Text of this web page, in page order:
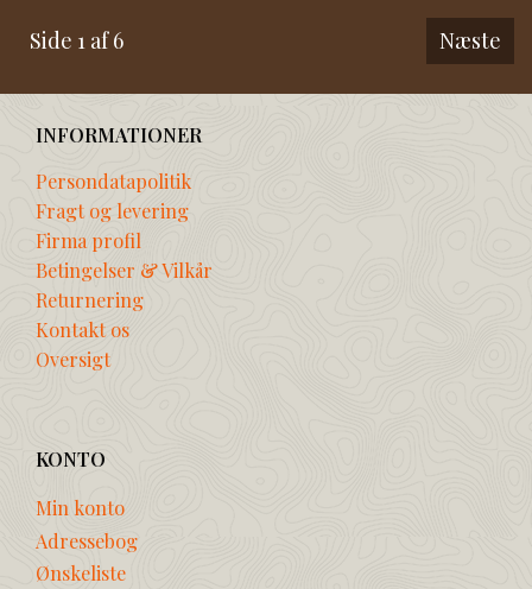
Side 1 af 6 Næste
INFORMATIONER
Persondatapolitik
Fragt og levering
Firma profil
Betingelser & Vilkår
Returnering
Kontakt os
Oversigt
KONTO
Min konto
Adressebog
Ønskeliste